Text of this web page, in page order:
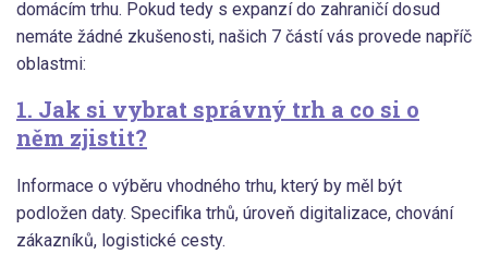
domácím trhu. Pokud tedy s expanzí do zahraničí dosud
nemáte žádné zkušenosti, našich 7 částí vás provede napříč
oblastmi:
1. Jak si vybrat správný trh a co si o
něm zjistit?
Informace o výběru vhodného trhu, který by měl být
podložen daty. Specifika trhů, úroveň digitalizace, chování
zákazníků, logistické cesty.